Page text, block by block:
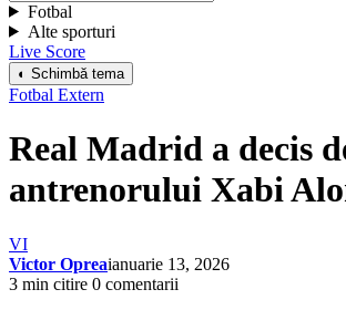
Fotbal
Alte sporturi
Live Score
◐ Schimbă tema
Fotbal Extern
Real Madrid a decis
antrenorului Xabi
VI
Victor Opreaianuarie 13, 2026
3 min citire 0 comentarii